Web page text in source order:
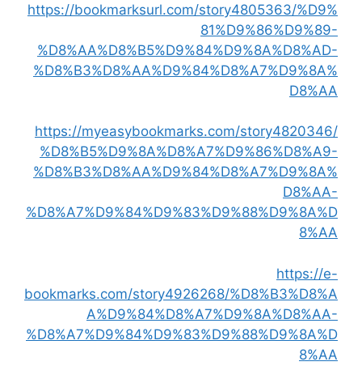
https://bookmarksurl.com/story4805363/%D9%
81%D9%86%D9%89-
%D8%AA%D8%B5%D9%84%D9%8A%D8%AD-
%D8%B3%D8%AA%D9%84%D8%A7%D9%8A%
D8%AA
https://myeasybookmarks.com/story4820346/
%D8%B5%D9%8A%D8%A7%D9%86%D8%A9-
%D8%B3%D8%AA%D9%84%D8%A7%D9%8A%
D8%AA-
%D8%A7%D9%84%D9%83%D9%88%D9%8A%D
8%AA
https://e-
bookmarks.com/story4926268/%D8%B3%D8%A
A%D9%84%D8%A7%D9%8A%D8%AA-
%D8%A7%D9%84%D9%83%D9%88%D9%8A%D
8%AA